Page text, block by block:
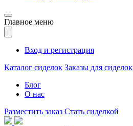
Главное меню
Вход и регистрация
Каталог сиделок Заказы для сиделок
Блог
О нас
Разместить заказ Стать сиделкой